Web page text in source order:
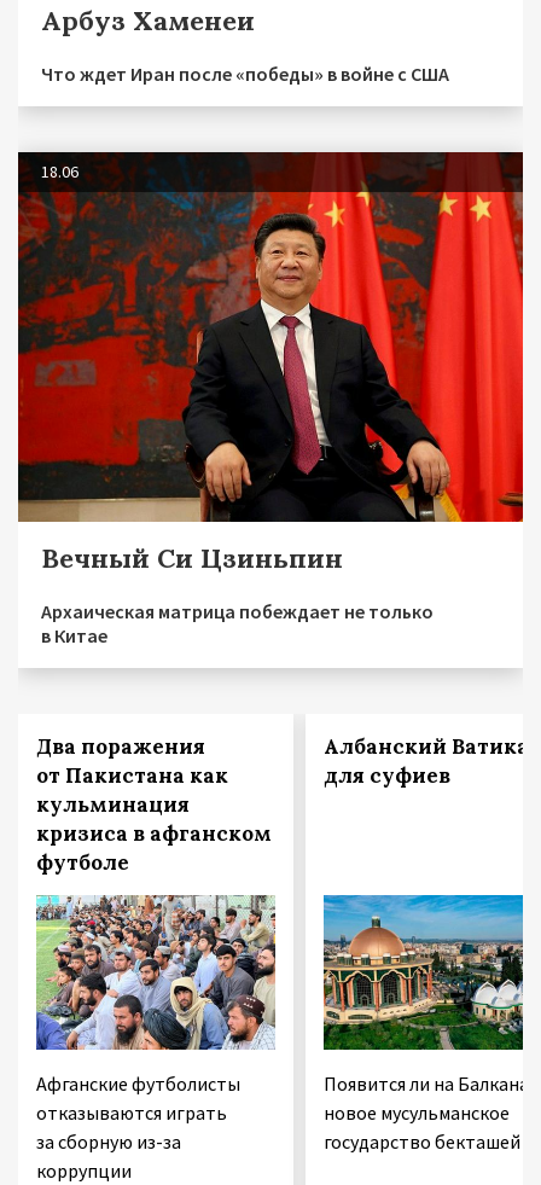
Арбуз Хаменеи
Что ждет Иран после «победы» в войне с США
18.06
Вечный Си Цзиньпин
Архаическая матрица побеждает не только
в Китае
Два поражения
от Пакистана как
кульминация
кризиса в афганском
футболе
Афганские футболисты
отказываются играть
за сборную из-за
коррупции
Албанский
для суфиев
Появится ли на Балканах
новое мусульманское
государство бекташей